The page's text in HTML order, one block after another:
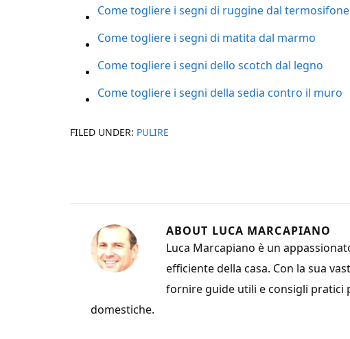
Come togliere i segni di ruggine dal termosifone
Come togliere i segni di matita dal marmo
Come togliere i segni dello scotch dal legno
Come togliere i segni della sedia contro il muro
FILED UNDER: PULIRE
ABOUT LUCA MARCAPIANO
Luca Marcapiano è un
efficiente della casa. Con la sua
fornire guide utili e consigli pratici
domestiche.